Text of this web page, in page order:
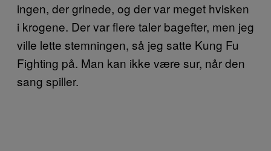
ingen, der grinede, og der var meget hvisken
i krogene. Der var flere taler bagefter, men jeg
ville lette stemningen, så jeg satte Kung Fu
Fighting på. Man kan ikke være sur, når den
sang spiller.